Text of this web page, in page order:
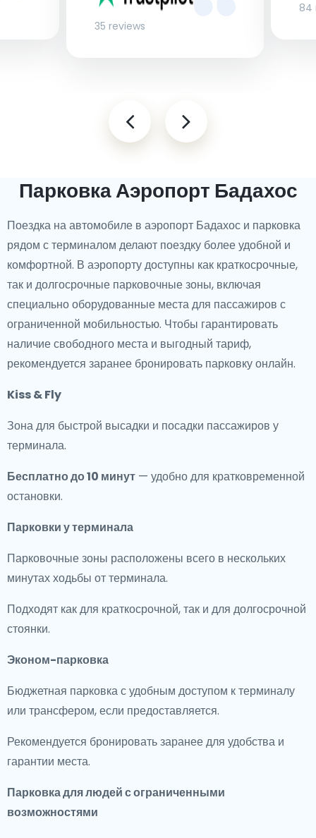
35 reviews
84
Парковка Аэропорт Бадахос
Поездка на автомобиле в аэропорт Бадахос и парковка
рядом с терминалом делают поездку более удобной и
комфортной. В аэропорту доступны как краткосрочные,
так и долгосрочные парковочные зоны, включая
специально оборудованные места для пассажиров с
ограниченной мобильностью. Чтобы гарантировать
наличие свободного места и выгодный тариф,
рекомендуется заранее бронировать парковку онлайн.
Kiss & Fly
Зона для быстрой высадки и посадки пассажиров у
терминала.
Бесплатно до 10 минут — удобно для кратковременной
остановки.
Парковки у терминала
Парковочные зоны расположены всего в нескольких
минутах ходьбы от терминала.
Подходят как для краткосрочной, так и для долгосрочной
стоянки.
Эконом-парковка
Бюджетная парковка с удобным доступом к терминалу
или трансфером, если предоставляется.
Рекомендуется бронировать заранее для удобства и
гарантии места.
Парковка для людей с ограниченными
возможностями